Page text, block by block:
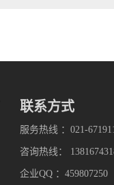
联系方式
服务热线 ：021-
咨询热线：
企业QQ ：459807250